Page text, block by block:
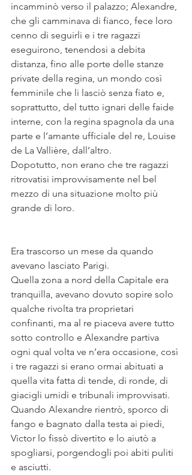
incamminò verso il palazzo; Alexandre,
che gli camminava di fianco, fece loro
cenno di seguirli e i tre ragazzi
eseguirono, tenendosi a debita
distanza, fino alle porte delle stanze
private della regina, un mondo così
femminile che li lasciò senza fiato e,
soprattutto, del tutto ignari delle faide
interne, con la regina spagnola da una
parte e l’amante ufficiale del re, Louise
de La Vallière, dall’altro.
Dopotutto, non erano che tre ragazzi
ritrovatisi improvvisamente nel bel
mezzo di una situazione molto più
grande di loro.
Era trascorso un mese da quando
avevano lasciato Parigi.
Quella zona a nord della Capitale era
tranquilla, avevano dovuto sopire solo
qualche rivolta tra proprietari
confinanti, ma al re piaceva avere tutto
sotto controllo e Alexandre partiva
ogni qual volta ve n’era occasione, così
i tre ragazzi si erano ormai abituati a
quella vita fatta di tende, di ronde, di
giacigli umidi e tribunali improvvisati.
Quando Alexandre rientrò, sporco di
fango e bagnato dalla testa ai piedi,
Victor lo fissò divertito e lo aiutò a
spogliarsi, porgendogli poi abiti puliti
e asciutti.